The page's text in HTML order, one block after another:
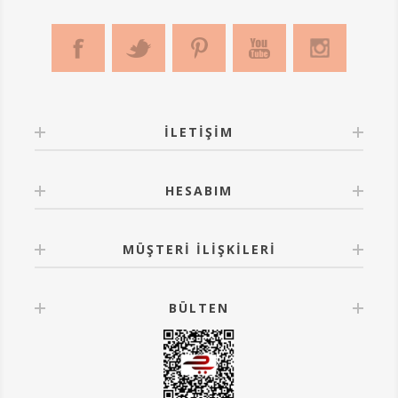
İLETIŞIM
HESABIM
MÜŞTERI İLIŞKILERI
BÜLTEN